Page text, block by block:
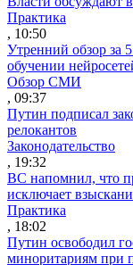
Практика
, 10:50
Утренний обзор за
обучении
Обзор СМИ
, 09:37
Путин подписал
релокантов
Законодательство
, 19:32
ВС напомнил, что
исключает
Практика
, 18:02
Путин освободил
миноритариям при